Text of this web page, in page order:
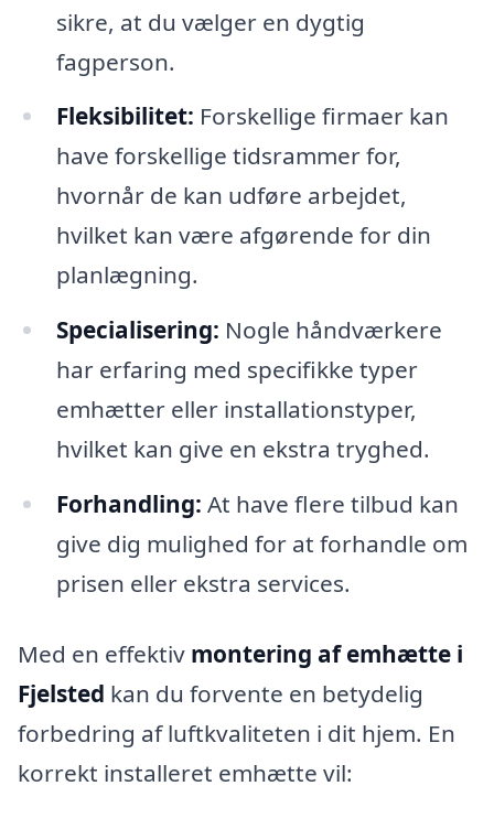
sikre, at du vælger en dygtig
fagperson.
Fleksibilitet: Forskellige firmaer kan
have forskellige tidsrammer for,
hvornår de kan udføre arbejdet,
hvilket kan være afgørende for din
planlægning.
Specialisering: Nogle håndværkere
har erfaring med specifikke typer
emhætter eller installationstyper,
hvilket kan give en ekstra tryghed.
Forhandling: At have flere tilbud kan
give dig mulighed for at forhandle om
prisen eller ekstra services.
Med en effektiv montering af emhætte i
Fjelsted kan du forvente en betydelig
forbedring af luftkvaliteten i dit hjem. En
korrekt installeret emhætte vil: